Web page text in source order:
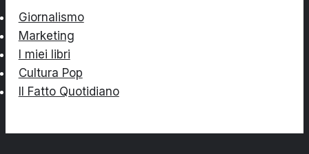
Giornalismo
Marketing
I miei libri
Cultura Pop
Il Fatto Quotidiano